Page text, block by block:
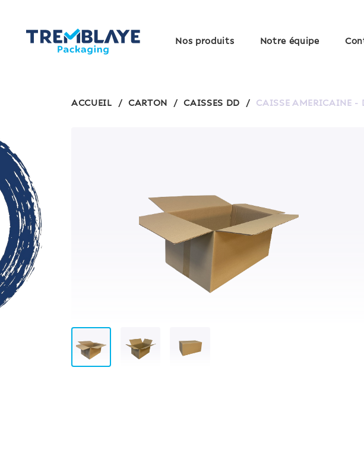
Nos produits Notre équipe
ACCUEIL / CARTON / CAISSES DD / CAISSE AMERICAINE